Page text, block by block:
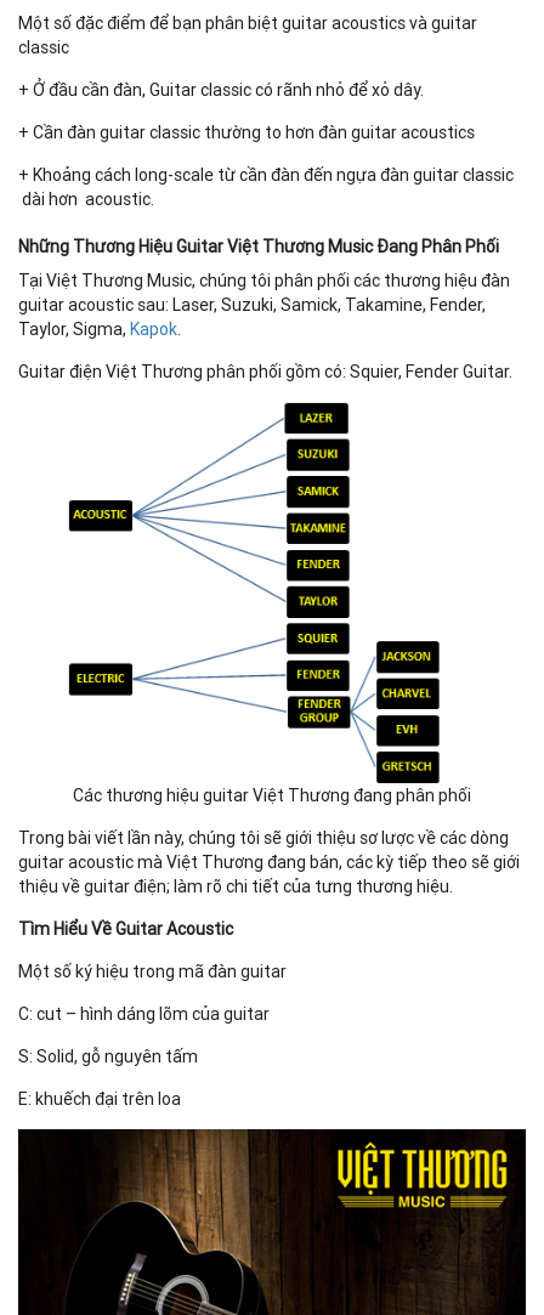
Một số đặc điểm để bạn phân biệt guitar acoustics và guitar
classic
+ Ở đầu cần đàn, Guitar classic có rãnh nhỏ để xỏ dây.
+ Cần đàn guitar classic thường to hơn đàn guitar acoustics
+ Khoảng cách long-scale từ cần đàn đến ngựa đàn guitar classic
dài hơn acoustic.
Những Thương Hiệu Guitar Việt Thương Music Đang Phân Phối
Tại Việt Thương Music, chúng tôi phân phối các thương hiệu đàn
guitar acoustic sau: Laser, Suzuki, Samick, Takamine, Fender,
Taylor, Sigma, Kapok.
Guitar điện Việt Thương phân phối gồm có: Squier, Fender Guitar.
Các thương hiệu guitar Việt Thương đang phân phối
Trong bài viết lần này, chúng tôi sẽ giới thiệu sơ lược về các dòng
guitar acoustic mà Việt Thương đang bán, các kỳ tiếp theo sẽ giới
thiệu về guitar điện; làm rõ chi tiết của tưng thương hiệu.
Tìm Hiểu Về Guitar Acoustic
Một số ký hiệu trong mã đàn guitar
C: cut – hình dáng lõm của guitar
S: Solid, gỗ nguyên tấm
E: khuếch đại trên loa